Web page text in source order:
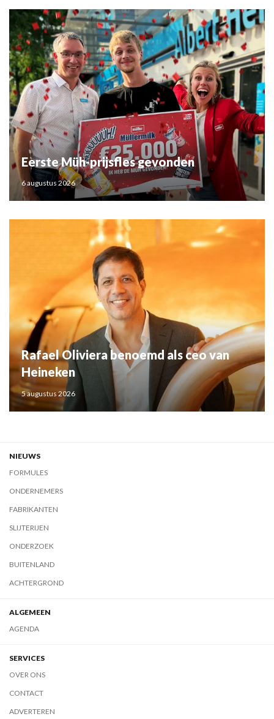
Eerste Müh-prijsfles gevonden
6 augustus 2026
Rafael Oliviera benoemd als ceo van
Heineken
5 augustus 2026
NIEUWS
FORMULES
ONDERNEMERS
FABRIKANTEN
SLIJTERIJEN
ONDERZOEK
BUITENLAND
ACHTERGROND
ALGEMEEN
AGENDA
SERVICES
OVER ONS
CONTACT
ADVERTEREN